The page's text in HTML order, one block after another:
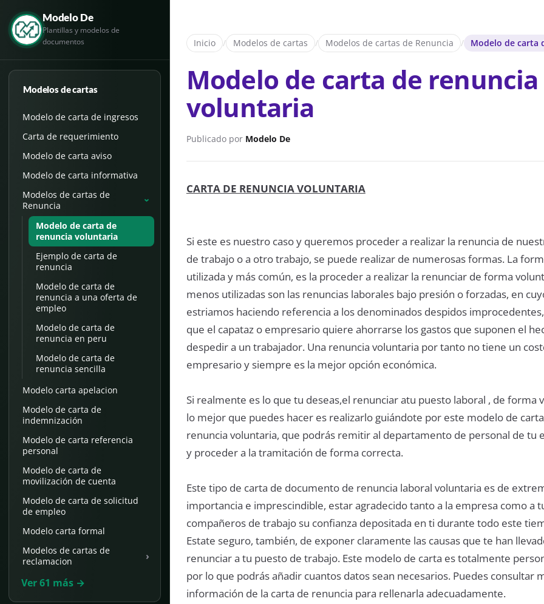
Modelo De
Plantillas y modelos de
documentos
Modelos de cartas
Modelo de carta de ingresos
Carta de requerimiento
Modelo de carta aviso
Modelo de carta informativa
Modelos de cartas de
Renuncia
›
Modelo de carta de
renuncia voluntaria
Ejemplo de carta de
renuncia
Modelo de carta de
renuncia a una oferta de
empleo
Modelo de carta de
renuncia en peru
Modelo de carta de
renuncia sencilla
Modelo carta apelacion
Modelo de carta de
indemnización
Modelo de carta referencia
personal
Modelo de carta de
movilización de cuenta
Modelo de carta de solicitud
de empleo
Modelo carta formal
Modelos de cartas de
reclamacion
›
Ver 61 más →
Inicio / Modelos de cartas / Modelos de cartas de Renuncia / Modelo de carta
Modelo de carta de renuncia
voluntaria
Publicado por Modelo De
CARTA DE RENUNCIA VOLUNTARIA
Si este es nuestro caso y queremos proceder a realizar la renuncia de
de trabajo o a otro trabajo, se puede realizar de numerosas formas. La
utilizada y más común, es la proceder a realizar la renunciar de forma
menos utilizadas son las renuncias laborales bajo presión o forzadas, en
estriamos haciendo referencia a los denominados despidos
que el capataz o empresario quiere ahorrarse los gastos que suponen el
despedir a un trabajador. Una renuncia voluntaria por tanto no tiene un
empresario y siempre es la mejor opción económica.
Si realmente es lo que tu deseas,el renunciar atu puesto laboral , de forma
lo mejor que puedes hacer es realizarlo guiándote por este modelo de
renuncia voluntaria, que podrás remitir al departamento de personal de tu
y proceder a la tramitación de forma correcta.
Este tipo de carta de documento de renuncia laboral voluntaria es de
importancia e imprescindible, estar agradecido tanto a la empresa como a
compañeros de trabajo su confianza depositada en ti durante todo este
Estate seguro, también, de exponer claramente las causas que te han
renunciar a tu puesto de trabajo. Este modelo de carta es totalmente
por lo que podrás añadir cuantos datos sean necesarios. Puedes consultar
información de la carta de renuncia para rellenarla adecuadamente.